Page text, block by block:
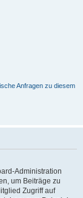
Anfragen zu diesem
Administration
um Beiträge zu
Zugriff auf